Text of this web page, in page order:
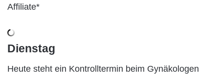
Affiliate*
Dienstag
Heute steht ein Kontrolltermin beim Gynäkologen